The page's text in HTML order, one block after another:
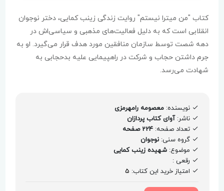
کتاب "من میترا نیستم" روایت زندگی زینب کمایی، دختر نوجوان
انقلابی است که به دلیل فعالیت‌های مذهبی و سیاسی‌اش در
دهه شصت توسط سازمان منافقین مورد هدف قرار می‌گیرد. او به
جرم داشتن حجاب و شرکت در راهپیمایی علیه بدحجابی به
شهادت می‌رسد.
نویسنده:معصومه رامهرمزی
ناشر:آوای کتاب پردازان
تعداد صفحه:224 صفحه
گروه سنی:نوجوان
موضوع:شهیده زینب کمایی
رقعی :
امتیاز خرید این کتاب: 5